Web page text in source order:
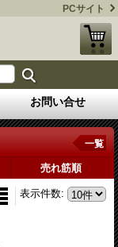
PCサイト
お問い合せ
一覧
売れ筋順
表示件数: